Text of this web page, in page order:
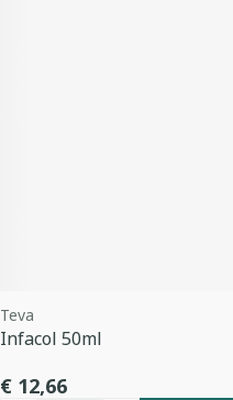
Teva
Infacol 50ml
€ 12,66